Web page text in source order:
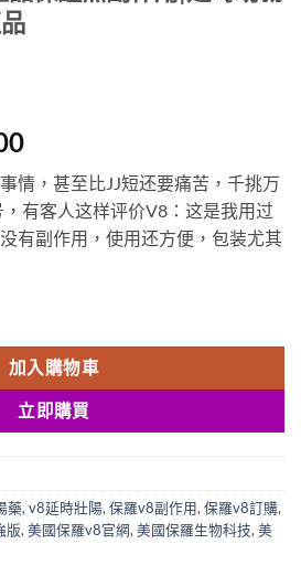
Current
price
is:
$388.00.
情，甚至比JJ短还要痛苦，千挑万
有客人这样评价V8：这是我用过
有副作用，使用还方便，包装尤其
加入購物車
立即購買
藥, v8延時壯陽, 保羅v8副作用, 保羅v8訂購,
版, 美國保羅v8官網, 美國保羅生物科技, 美